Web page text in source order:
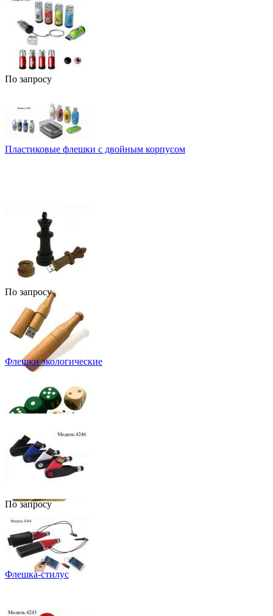
По запросу
Пластиковые флешки с двойным корпусом
По запросу
Флешки экологические
По запросу
Флешка-стилус